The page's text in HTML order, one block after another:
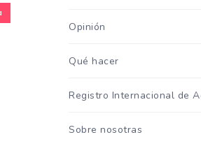
Opinión
Qué hacer
Registro Internacional de
Sobre nosotras